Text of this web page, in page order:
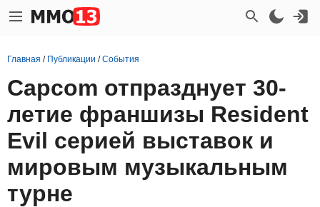
Главная / Публикации /События
Capcom отпразднует 30-
летие франшизы Resident
Evil серией выставок и
мировым музыкальным
турне